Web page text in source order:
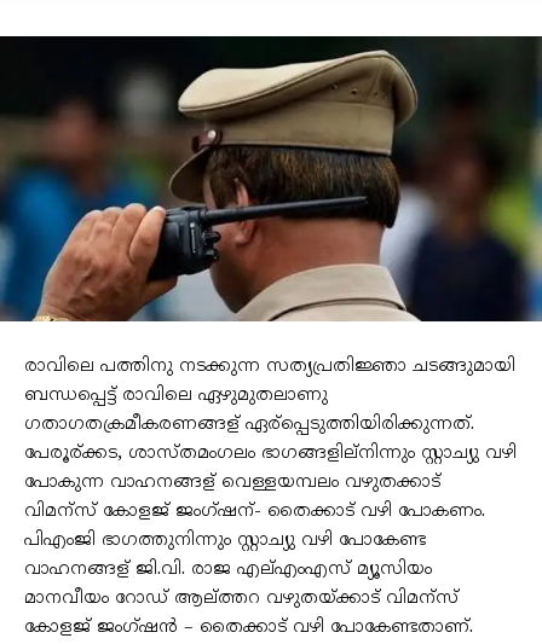
രാവിലെ പത്തിനു നടക്കുന്ന സത്യപ്രതിജ്ഞാ ചടങ്ങുമായി
ബന്ധപ്പെട്ട് രാവിലെ ഏഴുമുതലാണു
ഗതാഗതക്രമീകരണങ്ങള് ഏര്പ്പെടുത്തിയിരിക്കുന്നത്.
പേരൂര്ക്കട, ശാസ്തമംഗലം ഭാഗങ്ങളില്നിന്നും സ്റ്റാച്യു വഴി
പോകുന്ന വാഹനങ്ങള് വെള്ളയമ്പലം വഴുതക്കാട്
വിമന്സ് കോളജ് ജംഗ്ഷന്- തൈക്കാട് വഴി പോകണം.
പിഎംജി ഭാഗത്തുനിന്നും സ്റ്റാച്യു വഴി പോകേണ്ട
വാഹനങ്ങള് ജി.വി. രാജ എല്എംഎസ് മ്യൂസിയം
മാനവീയം റോഡ് ആല്ത്തറ വഴുതയ്ക്കാട് വിമന്സ്
കോളജ് ജംഗ്ഷൻ – തൈക്കാട് വഴി പോകേണ്ടതാണ്.